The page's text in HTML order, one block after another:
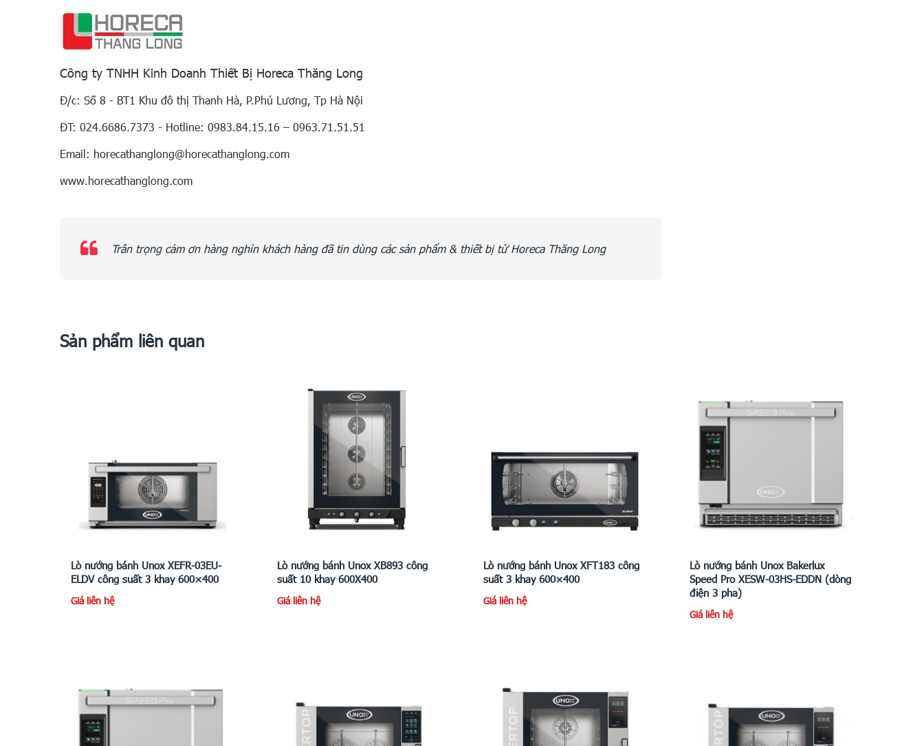
Công ty TNHH Kinh Doanh Thiết Bị Horeca Thăng Long
Đ/c: Số 8 - BT1 Khu đô thị Thanh Hà, P.Phú Lương, Tp Hà Nội
ĐT: 024.6686.7373 - Hotline: 0983.84.15.16 – 0963.71.51.51
Email: horecathanglong@horecathanglong.com
www.horecathanglong.com
Trân trọng cảm ơn hàng nghìn khách hàng đã tin dùng các sản phẩm & thiết bị từ Horeca Thăng Long
Sản phẩm liên quan
Lò nướng bánh Unox XEFR-03EU-
ELDV công suất 3 khay 600×400
Giá liên hệ
Lò nướng bánh Unox XB893 công
suất 10 khay 600X400
Giá liên hệ
Lò nướng bánh Unox XFT183 công
suất 3 khay 600×400
Giá liên hệ
Lò nướng bánh Unox Bakerlux
Speed Pro XESW-03HS-EDDN (dòng
điện 3 pha)
Giá liên hệ